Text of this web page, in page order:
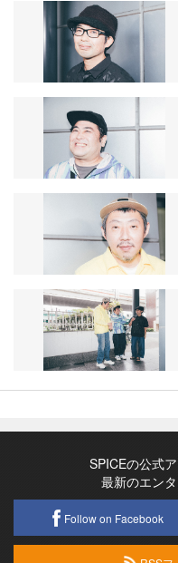
SPICEの公式
最新のエン
Follow on Facebook